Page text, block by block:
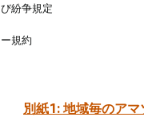
紛争規定
規約
別紙1: 地域毎のア